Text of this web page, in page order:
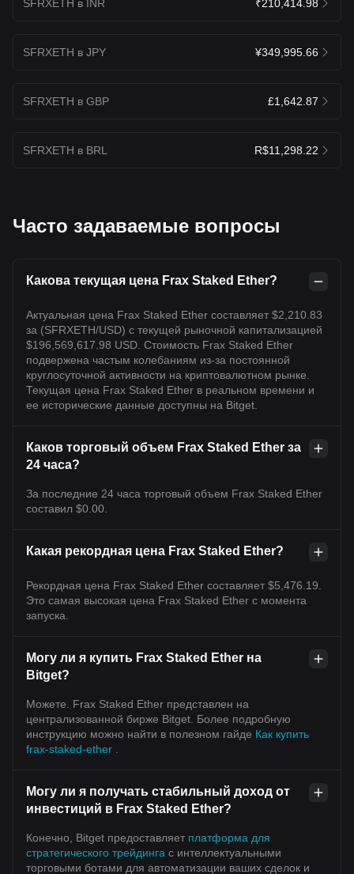
SFRXETH в INR ₹210,414.98
SFRXETH в JPY ¥349,995.66
SFRXETH в GBP £1,642.87
SFRXETH в BRL R$11,298.22
Часто задаваемые вопросы
Какова текущая цена Frax Staked Ether?
Актуальная цена Frax Staked Ether составляет $2,210.83
за (SFRXETH/USD) с текущей рыночной капитализацией
$196,569,617.98 USD. Стоимость Frax Staked Ether
подвержена частым колебаниям из-за постоянной
круглосуточной активности на криптовалютном рынке.
Текущая цена Frax Staked Ether в реальном времени и
ее исторические данные доступны на Bitget.
Каков торговый объем Frax Staked Ether за
24 часа?
За последние 24 часа торговый объем Frax Staked Ether
составил $0.00.
Какая рекордная цена Frax Staked Ether?
Рекордная цена Frax Staked Ether составляет $5,476.19.
Это самая высокая цена Frax Staked Ether с момента
запуска.
Могу ли я купить Frax Staked Ether на
Bitget?
Можете. Frax Staked Ether представлен на
централизованной бирже Bitget. Более подробную
инструкцию можно найти в полезном гайде Как купить
frax-staked-ether
Могу ли я получать стабильный доход от
инвестиций в Frax Staked Ether?
Конечно, Bitget предоставляет платформа для
стратегического трейдинга с интеллектуальными
торговыми ботами для автоматизации ваших сделок и